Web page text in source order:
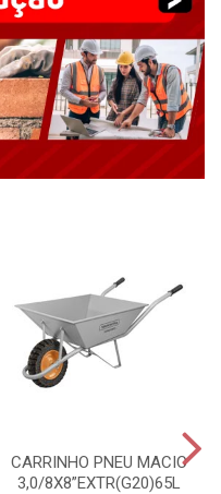
CARRINHO PNEU MACIC
3,0/8X8”EXTR(G20)65L